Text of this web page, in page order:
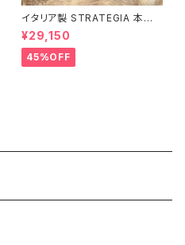
イタリア製 STRATEGIA 本革
レッドブラウン ショートブーツ
¥29,150
45%OFF